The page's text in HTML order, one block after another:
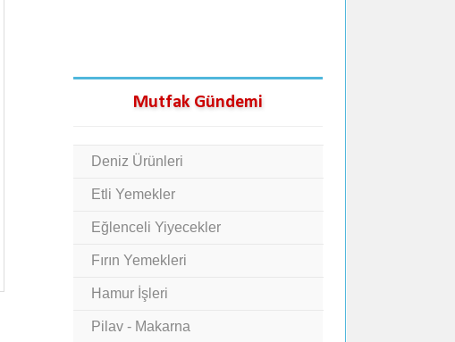
Mutfak Gündemi
Deniz Ürünleri
Etli Yemekler
Eğlenceli Yiyecekler
Fırın Yemekleri
Hamur İşleri
Pilav - Makarna